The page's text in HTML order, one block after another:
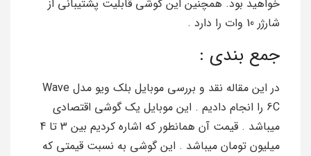
خواهید بود. همچنین این گوشی قابلیت پشتیبانی از
شارژر 10 وات را دارد .
جمع بندی :
در این مقاله نقد و بررسی موبایل بلک ویو مدل Wave
6C را انجام دادیم . این موبایل یک گوشی اقتصادی
میباشد . قیمت آن همانطور که اشاره کردیم بین 3 تا 4
میلیون تومان میباشد . این گوشی به نسبت قیمتی که